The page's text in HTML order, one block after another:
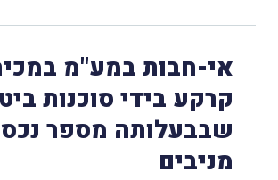
אי-חבות במע"מ
קרקע בידי סוכנות
שבבעלותה מספר
מניבים